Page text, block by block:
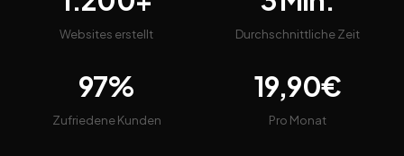
Websites erstellt Durchschnittliche Zeit
97%
Zufriedene Kunden
19,90€
Pro Monat